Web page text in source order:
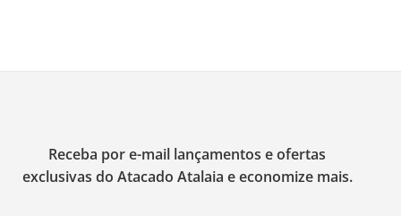
Receba por e-mail lançamentos e ofertas
exclusivas do Atacado Atalaia e economize mais.